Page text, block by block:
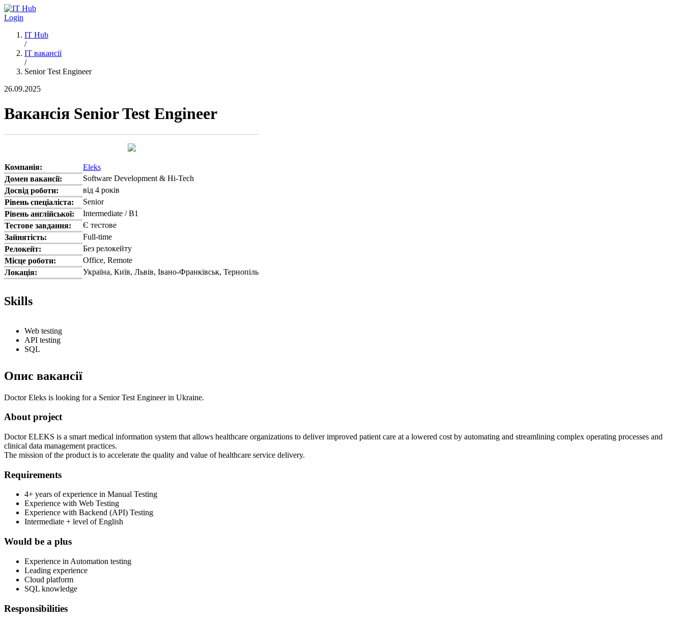
Перейти до основного вмісту
Login
IT Hub
/
IT вакансії
/
Senior Test Engineer
26.09.2025
Вакансія Senior Test Engineer
Компанія:
Eleks
Домен вакансії:
Software Development & Hi-Tech
Досвід роботи:
від 4 років
Рівень спеціаліста:
Senior
Рівень англійської:
Intermediate / B1
Тестове завдання:
Є тестове
Зайнятість:
Full-time
Релокейт:
Без релокейту
Місце роботи:
Office, Remote
Локація:
Україна, Київ, Львів, Івано-Франківськ, Тернопіль
Skills
Web testing
API testing
SQL
Опис вакансії
Doctor Eleks is looking for a Senior Test Engineer in Ukraine.
About project
Doctor ELEKS is a smart medical information system that allows healthcare organizations to deliver improved patient care at a lowered cost by automating and streamlining complex operating processes and
clinical data management practices.
The mission of the product is to accelerate the quality and value of healthcare service delivery.
Requirements
4+ years of experience in Manual Testing
Experience with Web Testing
Experience with Backend (API) Testing
Intermediate + level of English
Would be a plus
Experience in Automation testing
Leading experience
Cloud platform
SQL knowledge
Responsibilities